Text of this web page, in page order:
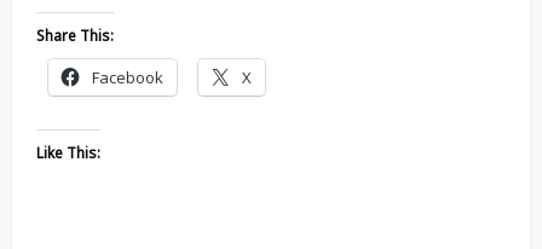
Share This:
Facebook X
Like This: